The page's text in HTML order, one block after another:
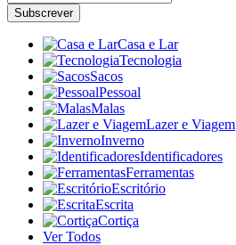
Casa e Lar
Tecnologia
Sacos
Pessoal
Malas
Lazer e Viagem
Inverno
Identificadores
Ferramentas
Escritório
Escrita
Cortiça
Ver Todos